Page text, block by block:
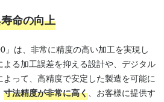
命の向上
」は、非常に精度の高い加工を実現し
よる加工誤差を抑える設計や、デジタル
って、高精度で安定した製造を可能に
寸法精度が非常に高く、お客様に提供す